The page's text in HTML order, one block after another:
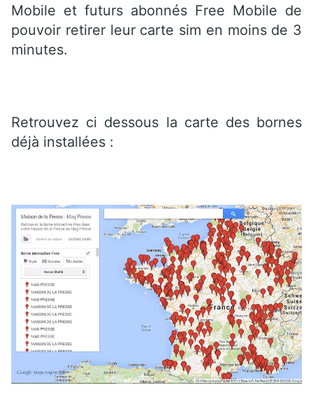
Mobile et futurs abonnés Free Mobile de
pouvoir retirer leur carte sim en moins de 3
minutes.
Retrouvez ci dessous la carte des bornes
déjà installées :